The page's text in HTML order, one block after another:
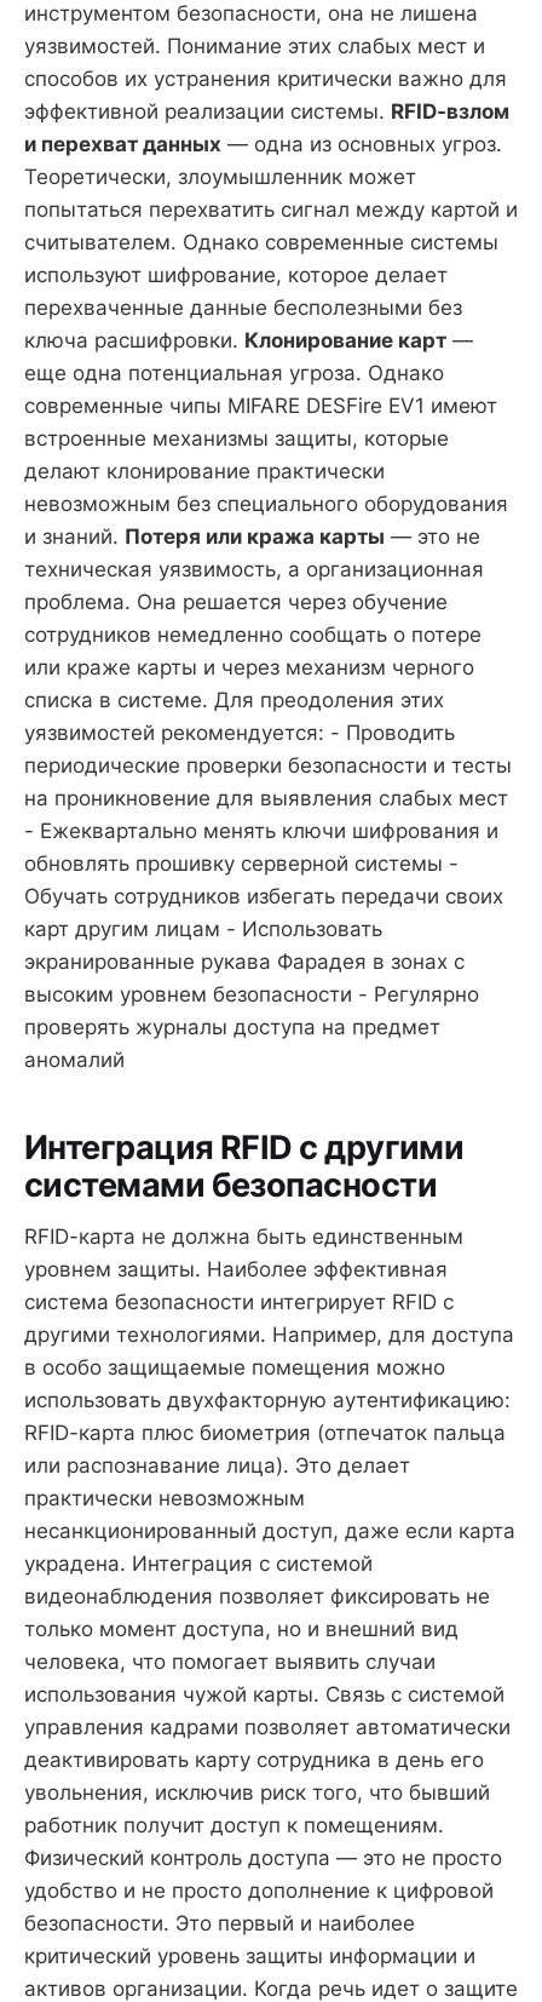
инструментом безопасности, она не лишена
уязвимостей. Понимание этих слабых мест и
способов их устранения критически важно для
эффективной реализации системы. RFID-взлом
и перехват данных — одна из основных угроз.
Теоретически, злоумышленник может
попытаться перехватить сигнал между картой и
считывателем. Однако современные системы
используют шифрование, которое делает
перехваченные данные бесполезными без
ключа расшифровки. Клонирование карт —
еще одна потенциальная угроза. Однако
современные чипы MIFARE DESFire EV1 имеют
встроенные механизмы защиты, которые
делают клонирование практически
невозможным без специального оборудования
и знаний. Потеря или кража карты — это не
техническая уязвимость, а организационная
проблема. Она решается через обучение
сотрудников немедленно сообщать о потере
или краже карты и через механизм черного
списка в системе. Для преодоления этих
уязвимостей рекомендуется: - Проводить
периодические проверки безопасности и тесты
на проникновение для выявления слабых мест
- Ежеквартально менять ключи шифрования и
обновлять прошивку серверной системы -
Обучать сотрудников избегать передачи своих
карт другим лицам - Использовать
экранированные рукава Фарадея в зонах с
высоким уровнем безопасности - Регулярно
проверять журналы доступа на предмет
аномалий
Интеграция RFID с другими
системами безопасности
RFID-карта не должна быть единственным
уровнем защиты. Наиболее эффективная
система безопасности интегрирует RFID с
другими технологиями. Например, для доступа
в особо защищаемые помещения можно
использовать двухфакторную аутентификацию:
RFID-карта плюс биометрия (отпечаток пальца
или распознавание лица). Это делает
практически невозможным
несанкционированный доступ, даже если карта
украдена. Интеграция с системой
видеонаблюдения позволяет фиксировать не
только момент доступа, но и внешний вид
человека, что помогает выявить случаи
использования чужой карты. Связь с системой
управления кадрами позволяет автоматически
деактивировать карту сотрудника в день его
увольнения, исключив риск того, что бывший
работник получит доступ к помещениям.
Физический контроль доступа — это не просто
удобство и не просто дополнение к цифровой
безопасности. Это первый и наиболее
критический уровень защиты информации и
активов организации. Когда речь идет о защите